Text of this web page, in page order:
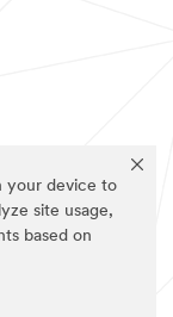
your device to
site usage,
based on